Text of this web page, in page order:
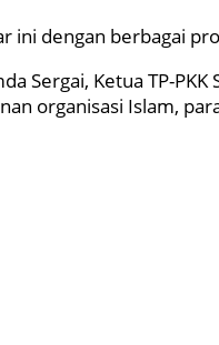
dengan berbagai
Ketua TP-
organisasi Islam,